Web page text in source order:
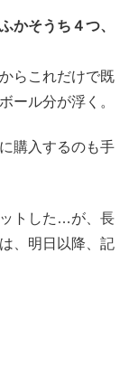
かそうち４つ、
らこれだけで既
ール分が浮く。
購入するのも手
トした…が、長
、明日以降、記